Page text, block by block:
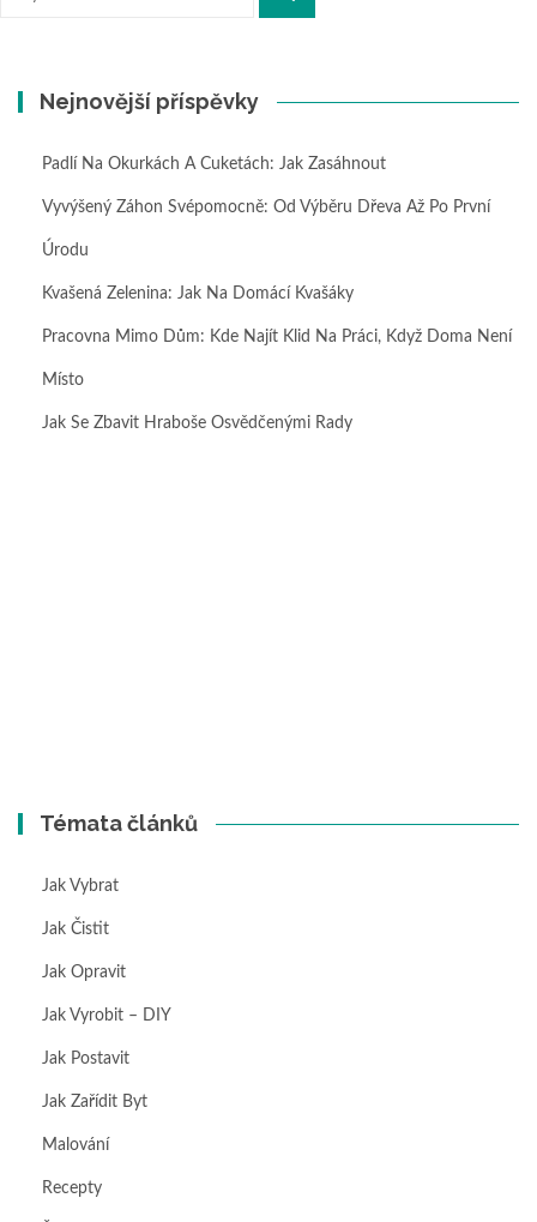
Nejnovější příspěvky
Padlí Na Okurkách A Cuketách: Jak Zasáhnout
Vyvýšený Záhon Svépomocně: Od Výběru Dřeva Až Po První
Úrodu
Kvašená Zelenina: Jak Na Domácí Kvašáky
Pracovna Mimo Dům: Kde Najít Klid Na Práci, Když Doma Není
Místo
Jak Se Zbavit Hraboše Osvědčenými Rady
Témata článků
Jak Vybrat
Jak Čistit
Jak Opravit
Jak Vyrobit – DIY
Jak Postavit
Jak Zařídit Byt
Malování
Recepty